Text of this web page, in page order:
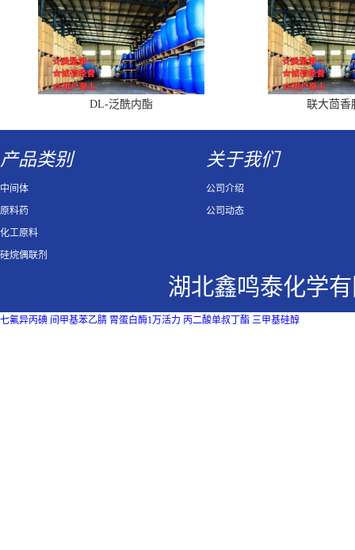
DL-泛酰内酯 联大茴香
产品类别
中间体
原料药
化工原料
硅烷偶联剂
关于我们
公司介绍
公司动态
湖北鑫鸣泰化学
七氟异丙碘 间甲基苯乙腈 胃蛋白酶1万活力 丙二酸单叔丁酯 三甲基硅醇